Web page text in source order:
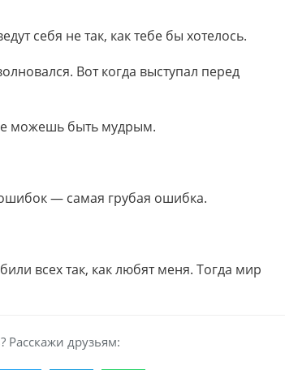
себя не так, как тебе бы хотелось.
Вот когда выступал перед
можешь быть мудрым.
— самая грубая ошибка.
всех так, как любят меня. Тогда мир
Расскажи друзьям: